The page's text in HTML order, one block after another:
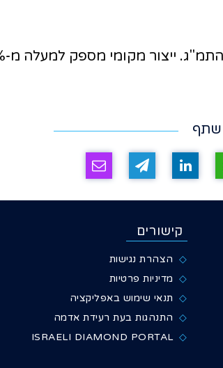
שתף
קישורים
הצהרת נגישות
מדיניות פרטיות
תנאי שימוש באפליקציה
התנהגות בעת רעידת אדמה
ISRAELI DIAMOND PORTAL